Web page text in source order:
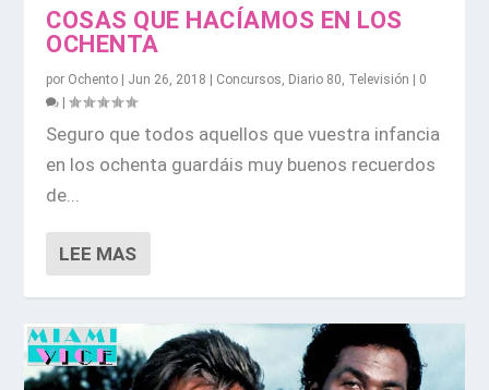
COSAS QUE HACÍAMOS EN LOS
OCHENTA
por Ochento Jun 26, 2018 Concursos, Diario 80, Televisión
0
|
Seguro que todos aquellos que vuestra infancia
en los ochenta guardáis muy buenos recuerdos
de...
LEE MAS